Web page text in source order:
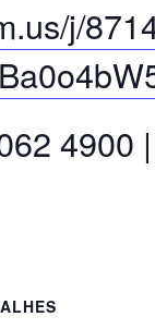
j/
4900